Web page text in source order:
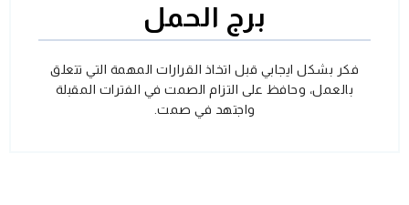
برج الحمل
فكر بشكل ايجابي قبل اتخاذ القرارات المهمة التي تتعلق
بالعمل، وحافظ على التزام الصمت في الفترات المقبلة
واجتهد في صمت.